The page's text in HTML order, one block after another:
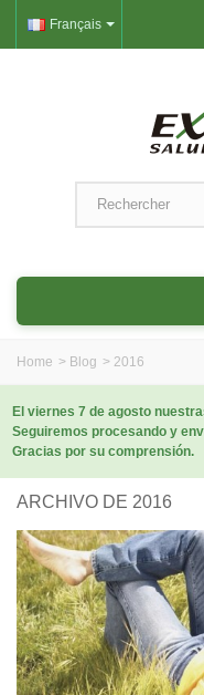
Français
Home > Blog > 2016
El viernes 7 de agosto
Seguiremos procesando y
Gracias por su comprensión.
ARCHIVO DE 2016